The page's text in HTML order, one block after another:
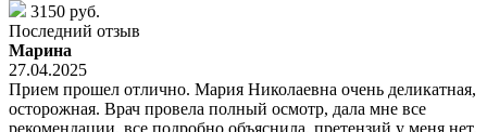
3150 руб.
Последний отзыв
Марина
27.04.2025
Прием прошел отлично. Мария Николаевна очень деликатная,
осторожная. Врач провела полный осмотр, дала мне все
рекомендации, все подробно объяснила, претензий у меня нет.